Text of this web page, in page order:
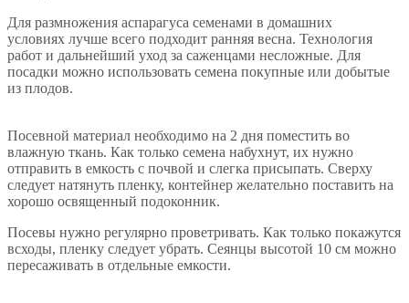
Для размножения аспарагуса семенами в домашних
условиях лучше всего подходит ранняя весна. Технология
работ и дальнейший уход за саженцами несложные. Для
посадки можно использовать семена покупные или добытые
из плодов.
Посевной материал необходимо на 2 дня поместить во
влажную ткань. Как только семена набухнут, их нужно
отправить в емкость с почвой и слегка присыпать. Сверху
следует натянуть пленку, контейнер желательно поставить на
хорошо освященный подоконник.
Посевы нужно регулярно проветривать. Как только покажутся
всходы, пленку следует убрать. Сеянцы высотой 10 см можно
пересаживать в отдельные емкости.